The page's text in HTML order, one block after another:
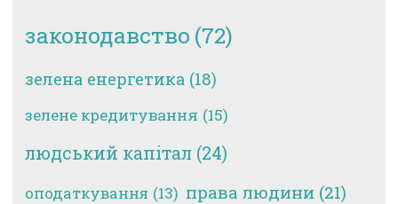
законодавство (72)
зелена енергетика (18)
зелене кредитування (15)
людський капітал (24)
оподаткування (13) права людини (21)